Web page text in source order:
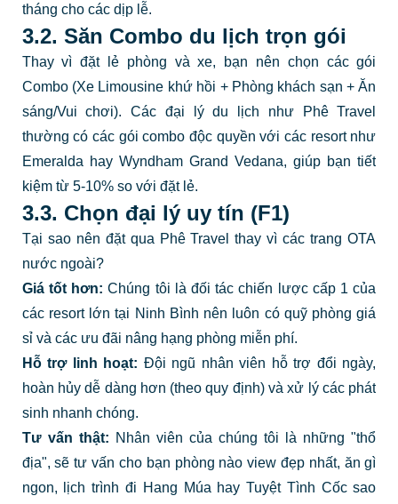
tháng cho các dịp lễ.
3.2. Săn Combo du lịch trọn gói
Thay vì đặt lẻ phòng và xe, bạn nên chọn các gói
Combo (Xe Limousine khứ hồi + Phòng khách sạn + Ăn
sáng/Vui chơi). Các đại lý du lịch như Phê Travel
thường có các gói combo độc quyền với các resort như
Emeralda hay Wyndham Grand Vedana, giúp bạn tiết
kiệm từ 5-10% so với đặt lẻ.
3.3. Chọn đại lý uy tín (F1)
Tại sao nên đặt qua Phê Travel thay vì các trang OTA
nước ngoài?
Giá tốt hơn: Chúng tôi là đối tác chiến lược cấp 1 của
các resort lớn tại Ninh Bình nên luôn có quỹ phòng giá
sỉ và các ưu đãi nâng hạng phòng miễn phí.
Hỗ trợ linh hoạt: Đội ngũ nhân viên hỗ trợ đổi ngày,
hoàn hủy dễ dàng hơn (theo quy định) và xử lý các phát
sinh nhanh chóng.
Tư vấn thật: Nhân viên của chúng tôi là những "thổ
địa", sẽ tư vấn cho bạn phòng nào view đẹp nhất, ăn gì
ngon, lịch trình đi Hang Múa hay Tuyệt Tình Cốc sao